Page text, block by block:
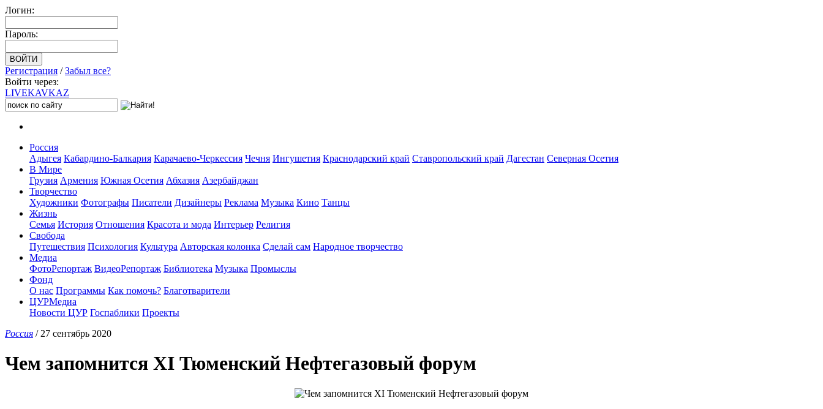
Логин:
Пароль:
Регистрация /Забыл все?
Войти через:
LIVEKAVKAZ
Россия
Адыгея Кабардино-Балкария Карачаево-Черкессия Чечня Ингушетия Краснодарский край Ставропольский край Дагестан Северная Осетия
В Мире
Грузия Армения Южная Осетия Абхазия Азербайджан
Творчество
Художники Фотографы Писатели Дизайнеры Реклама Музыка Кино Танцы
Жизнь
Семья История Отношения Красота и мода Интерьер Религия
Свобода
Путешествия Психология Культура Авторская колонка Сделай сам Народное творчество
Медиа
ФотоРепортаж ВидеоРепортаж Библиотека Музыка Промыслы
Фонд
О нас Программы Как помочь? Благотварители
ЦУРМедиа
Новости ЦУР Госпаблики Проекты
Россия / 27 сентябрь 2020
Чем запомнится XI Тюменский Нефтегазовый форум